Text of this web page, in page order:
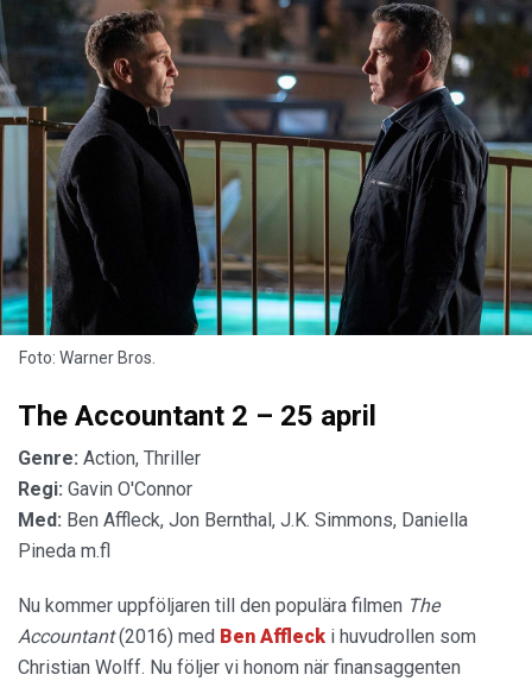
Foto: Warner Bros.
The Accountant 2 – 25 april
Genre: Action, Thriller
Regi: Gavin O'Connor
Med: Ben Affleck, Jon Bernthal, J.K. Simmons, Daniella
Pineda m.fl
Nu kommer uppföljaren till den populära filmen The
Accountant(2016) med Ben Affleck i huvudrollen som
Christian Wolff. Nu följer vi honom när finansaggenten